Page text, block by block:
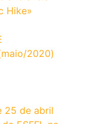
Hike»
2020)
25 de abril